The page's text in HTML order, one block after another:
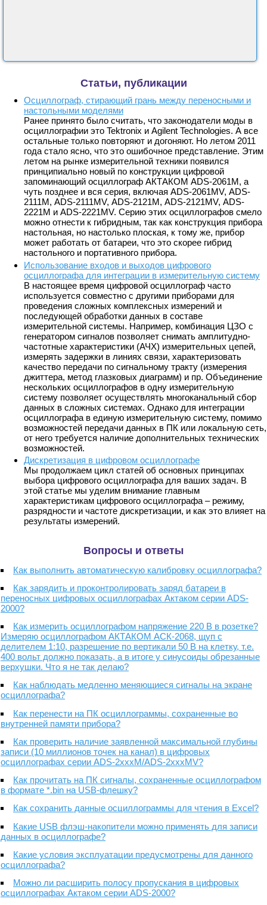
Статьи, публикации
Осциллограф, стирающий грань между переносными и
настольными моделями
Ранее принято было считать, что законодатели моды в
осциллографии это Tektronix и Agilent Technologies. А все
остальные только повторяют и догоняют. Но летом 2011
года стало ясно, что это ошибочное представление. Этим
летом на рынке измерительной техники появился
принципиально новый по конструкции цифровой
запоминающий осциллограф АКТАКОМ АDS-2061M, а
чуть позднее и вся серия, включая АDS-2061MV, АDS-
2111M, АDS-2111MV, АDS-2121M, АDS-2121MV, АDS-
2221M и АDS-2221MV. Серию этих осциллографов смело
можно отнести к гибридным, так как конструкция прибора
настольная, но настолько плоская, к тому же, прибор
может работать от батареи, что это скорее гибрид
настольного и портативного прибора.
Использование входов и выходов цифрового
осциллографа для интеграции в измерительную систему
В настоящее время цифровой осциллограф часто
используется совместно с другими приборами для
проведения сложных комплексных измерений и
последующей обработки данных в составе
измерительной системы. Например, комбинация ЦЗО с
генератором сигналов позволяет снимать амплитудно-
частотные характеристики (АЧХ) измерительных цепей,
измерять задержки в линиях связи, характеризовать
качество передачи по сигнальному тракту (измерения
джиттера, метод глазковых диаграмм) и пр. Объединение
нескольких осциллографов в одну измерительную
систему позволяет осуществлять многоканальный сбор
данных в сложных системах. Однако для интеграции
осциллографа в единую измерительную систему, помимо
возможностей передачи данных в ПК или локальную сеть,
от него требуется наличие дополнительных технических
возможностей.
Дискретизация в цифровом осциллографе
Мы продолжаем цикл статей об основных принципах
выбора цифрового осциллографа для ваших задач. В
этой статье мы уделим внимание главным
характеристикам цифрового осциллографа – режиму,
разрядности и частоте дискретизации, и как это влияет на
результаты измерений.
Вопросы и ответы
Как выполнить автоматическую калибровку осциллографа?
Как зарядить и проконтролировать заряд батареи в
переносных цифровых осциллографах Актаком серии ADS-
2000?
Как измерить осциллографом напряжение 220 В в розетке?
Измеряю осциллографом АКТАКОМ АСК-2068, щуп с
делителем 1:10, разрешение по вертикали 50 В на клетку, т.е.
400 вольт должно показать, а в итоге у синусоиды обрезанные
верхушки. Что я не так делаю?
Как наблюдать медленно меняющиеся сигналы на экране
осциллографа?
Как перенести на ПК осциллограммы, сохраненные во
внутренней памяти прибора?
Как проверить наличие заявленной максимальной глубины
записи (10 миллионов точек на канал) в цифровых
осциллографах серии ADS-2xxxM/ADS-2xxxMV?
Как прочитать на ПК сигналы, сохраненные осциллографом
в формате *.bin на USB-флешку?
Как сохранить данные осциллограммы для чтения в Excel?
Какие USB флэш-накопители можно применять для записи
данных в осциллографе?
Какие условия эксплуатации предусмотрены для данного
осциллографа?
Можно ли расширить полосу пропускания в цифровых
осциллографах Актаком серии ADS-2000?